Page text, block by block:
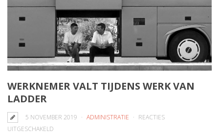
WERKNEMER VALT TIJDENS WERK VAN
LADDER
5 NOVEMBER 2019 ADMINISTRATIE
REACTIES
UITGESCHAKELD